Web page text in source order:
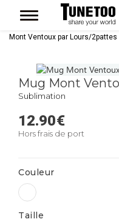
Accessoires
Mont Ventoux par Lours/2pattes
Mug Mont
Sublimation
12.90€
Hors frais de port
Couleur
Taille